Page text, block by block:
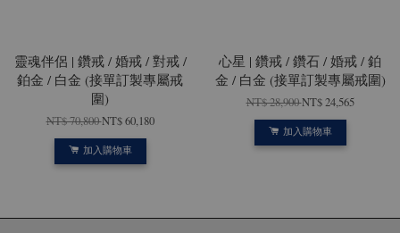
靈魂伴侶 | 鑽戒 / 婚戒 / 對戒 /
鉑金 / 白金 (接單訂製專屬戒
圍)
NT$ 70,800NT$ 60,180
加入購物車
心星 | 鑽戒 / 鑽石 / 婚戒 / 鉑
金 / 白金 (接單訂製專屬戒圍)
NT$ 28,900NT$ 24,565
加入購物車